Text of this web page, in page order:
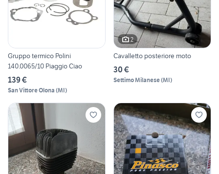
Gruppo termico Polini
140.0065/10 Piaggio Ciao
139 €
San Vittore Olona (MI)
2
Cavalletto posteriore moto
30 €
Settimo Milanese(MI)